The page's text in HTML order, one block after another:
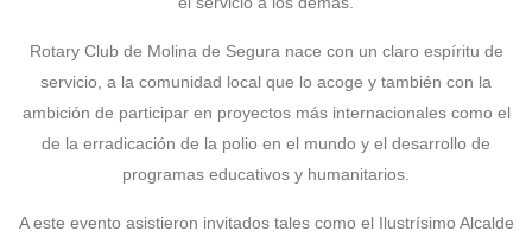
Rotary Club de Molina de Segura nace con un claro espíritu de
servicio, a la comunidad local que lo acoge y también con la
ambición de participar en proyectos más internacionales como el
de la erradicación de la polio en el mundo y el desarrollo de
programas educativos y humanitarios.
A este evento asistieron invitados tales como el Ilustrísimo Alcalde